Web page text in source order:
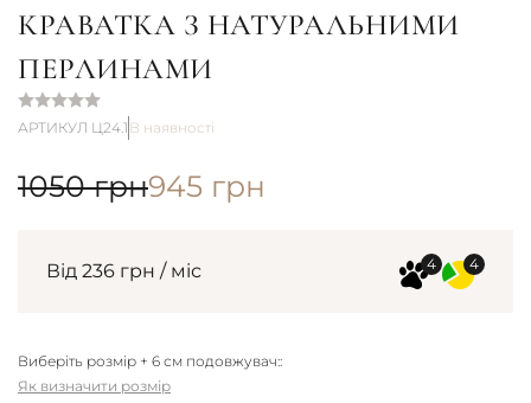
КРАВАТКА З НАТУРАЛЬНИМИ
ПЕРЛИНАМИ
АРТИКУЛ Ц24.1 В наявності
1050грн945 грн
Від 236 грн / міс
Виберіть розмір + 6 см подовжувач::
Як визначити розмір